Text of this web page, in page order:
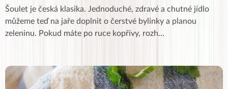
Šoulet je česká klasika. Jednoduché, zdravé a chutné jídlo
můžeme teď na jaře doplnit o čerstvé bylinky a planou
zeleninu. Pokud máte po ruce kopřivy, rozh...